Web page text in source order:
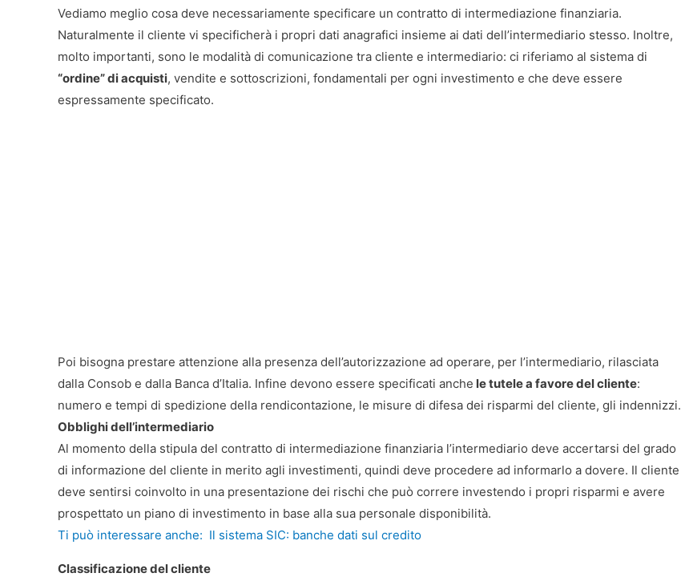
Vediamo meglio cosa deve necessariamente specificare un contratto di intermediazione finanziaria.
Naturalmente il cliente vi specificherà i propri dati anagrafici insieme ai dati dell’intermediario stesso. Inoltre,
molto importanti, sono le modalità di comunicazione tra cliente e intermediario: ci riferiamo al sistema di
“ordine” di acquisti, vendite e sottoscrizioni, fondamentali per ogni investimento e che deve essere
espressamente specificato.
Poi bisogna prestare attenzione alla presenza dell’autorizzazione ad operare, per l’intermediario, rilasciata
dalla Consob e dalla Banca d’Italia. Infine devono essere specificati anche le tutele a favore del cliente:
numero e tempi di spedizione della rendicontazione, le misure di difesa dei risparmi del cliente, gli indennizzi.
Obblighi dell’intermediario
Al momento della stipula del contratto di intermediazione finanziaria l’intermediario deve accertarsi del grado
di informazione del cliente in merito agli investimenti, quindi deve procedere ad informarlo a dovere. Il cliente
deve sentirsi coinvolto in una presentazione dei rischi che può correre investendo i propri risparmi e avere
prospettato un piano di investimento in base alla sua personale disponibilità.
Ti può interessare anche: Il sistema SIC: banche dati sul credito
Classificazione del cliente